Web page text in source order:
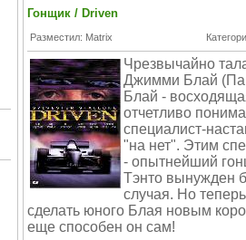
Гонщик / Driven
Разместил: Matrix
Чрезвычайно
Джимми Блай
Блай -
отчетливо
специалист-
"на нет". Этим
- опытнейший
Тэнто вынужден
случая. Но
сделать юного Блая новым
еще способен он сам!